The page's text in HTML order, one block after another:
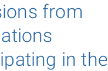
from
in the